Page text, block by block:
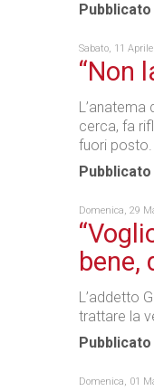
Pubblicato
Sabato, 11
“Non
cerca, fa
fuori posto.
Pubblicato
Domenica, 29
bene,
L’addetto
trattare la
Pubblicato
Domenica, 01